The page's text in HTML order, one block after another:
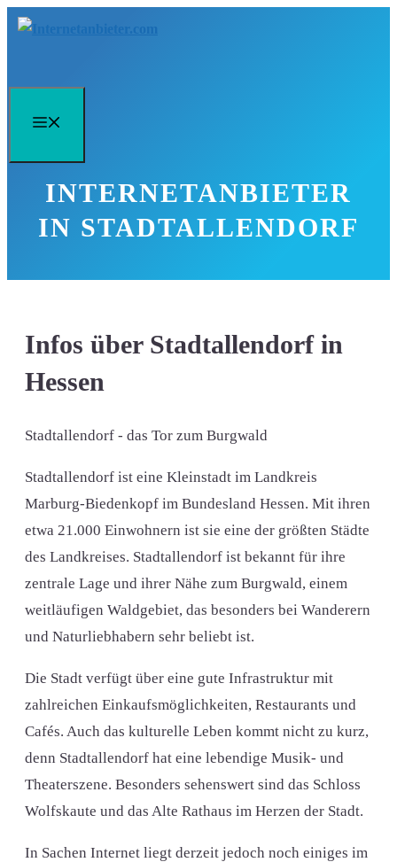
Zum
INTERNETANBIETER
IN STADTALLENDORF
Infos über Stadtallendorf in
Hessen
Stadtallendorf - das Tor zum Burgwald
Stadtallendorf ist eine Kleinstadt im Landkreis
Marburg-Biedenkopf im Bundesland Hessen. Mit ihren
etwa 21.000 Einwohnern ist sie eine der größten Städte
des Landkreises. Stadtallendorf ist bekannt für ihre
zentrale Lage und ihrer Nähe zum Burgwald, einem
weitläufigen Waldgebiet, das besonders bei Wanderern
und Naturliebhabern sehr beliebt ist.
Die Stadt verfügt über eine gute Infrastruktur mit
zahlreichen Einkaufsmöglichkeiten, Restaurants und
Cafés. Auch das kulturelle Leben kommt nicht zu kurz,
denn Stadtallendorf hat eine lebendige Musik- und
Theaterszene. Besonders sehenswert sind das Schloss
Wolfskaute und das Alte Rathaus im Herzen der Stadt.
In Sachen Internet liegt derzeit jedoch noch einiges im